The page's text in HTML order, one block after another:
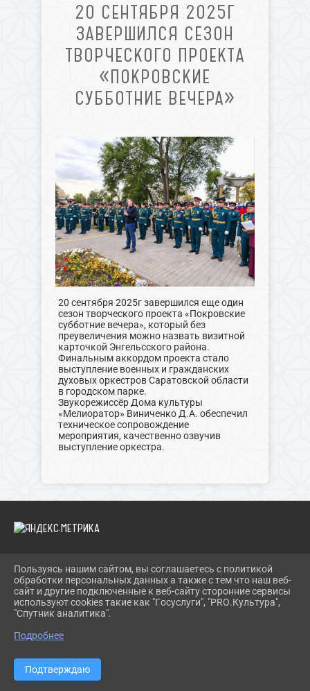
20 СЕНТЯБРЯ 2025Г
ЗАВЕРШИЛСЯ СЕЗОН
ТВОРЧЕСКОГО ПРОЕКТА
«ПОКРОВСКИЕ
СУББОТНИЕ ВЕЧЕРА»
20 сентября 2025г завершился еще один
сезон творческого проекта «Покровские
субботние вечера», который без
преувеличения можно назвать визитной
карточкой Энгельсского района.
Финальным аккордом проекта стало
выступление военных и гражданских
духовых оркестров Саратовской области
в городском парке.
Звукорежиссёр Дома культуры
«Мелиоратор» Виниченко Д.А. обеспечил
техническое сопровождение
мероприятия, качественно озвучив
выступление оркестра.
2026 Г. ДКМЕЛИОРАТОР.РФ
ВХОД
КАРТА САЙТА
ПОЛИТИКА ОБРАБОТКИ ПЕРСОНАЛЬНЫХ ДАННЫХ
СДЕЛАНО НА KUBCMS
Пользуясь нашим сайтом, вы соглашаетесь с политикой
обработки персональных данных а также с тем что наш веб-
сайт и другие подключенные к веб-сайту сторонние сервисы
используют cookies такие как "Госуслуги", "PRO.Культура",
"Спутник аналитика".
Подробнее
Подтверждаю